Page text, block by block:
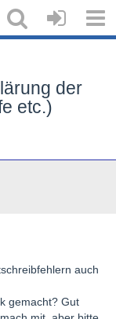
der
etc.)
auch
gemacht? Gut